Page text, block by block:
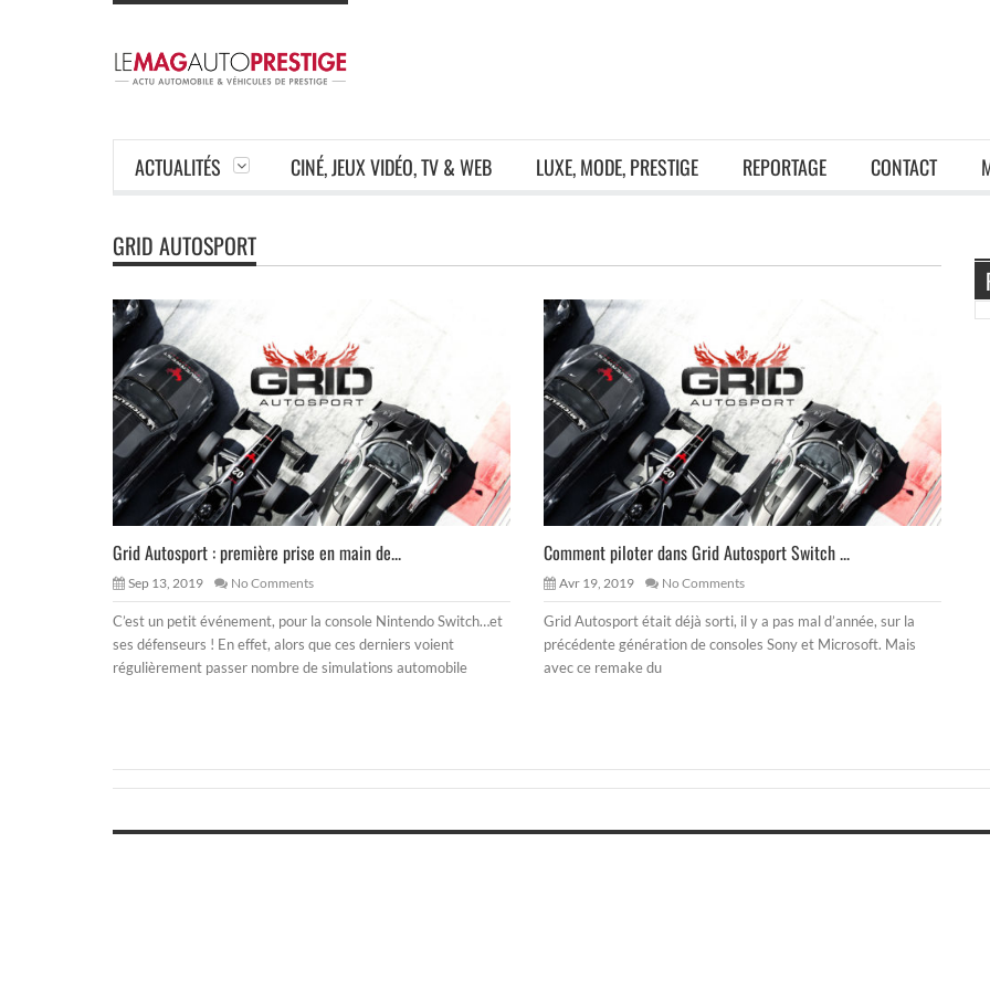
ACTUALITÉS CINÉ, JEUX VIDÉO, TV & WEB LUXE, MODE, PRESTIGE REPORTAGE CONTACT
GRID AUTOSPORT
Grid Autosport : première prise en main de...
Sep 13, 2019 No Comments
C’est un petit événement, pour la console Nintendo Switch…et
ses défenseurs ! En effet, alors que ces derniers voient
régulièrement passer nombre de simulations automobile
Comment piloter dans Grid Autosport Switch ...
Avr 19, 2019 No Comments
Grid Autosport était déjà sorti, il y a pas mal d’année, sur la
précédente génération de consoles Sony et Microsoft. Mais
avec ce remake du